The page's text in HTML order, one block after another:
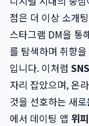
점은 더 이상 소개
스타그램 DM을 통
를 탐색하며 취향
입니다. 이처럼
자리 잡았으며, 온
것을 선호하는 새
에서 데이팅 앱 위